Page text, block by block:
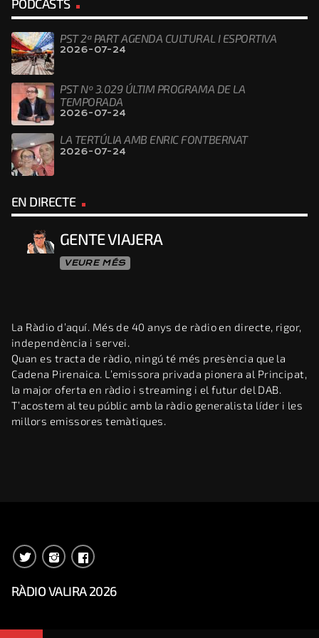
PODCASTS
PST 2ª PART AGENDA CULTURAL I ESPORTIVA
2026-07-24
PST Nº 3.029 ÚLTIM PROGRAMA DE LA
TEMPORADA
2026-07-24
LA TERTÚLIA AMB ENRIC FONTBERNAT
2026-07-24
EN DIRECTE
GENTE VIAJERA
VEURE MÉS
La Ràdio d’aquí. Més de 40 anys de ràdio en directe, rigor,
independència i servei.
Quan es tracta de ràdio, ningú té més presència que la
Cadena Pirenaica. L’emissora privada pionera al Principat,
la major oferta en ràdio i streaming i el futur del DAB.
T’acostem al teu públic amb la ràdio generalista líder i les
millors emissores temàtiques.
RÀDIO VALIRA 2026